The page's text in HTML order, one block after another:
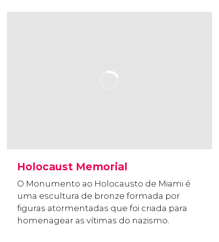
Holocaust Memorial
O Monumento ao Holocausto de Miami é
uma escultura de bronze formada por
figuras atormentadas que foi criada para
homenagear as vítimas do nazismo.